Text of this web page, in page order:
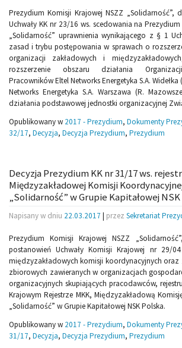
Prezydium Komisji Krajowej NSZZ „Solidarność”,
Uchwały KK nr 23/16 ws. scedowania na
„Solidarność” uprawnienia wynikającego z § 1
zasad i trybu postępowania w sprawach o
organizacji zakładowych i
rozszerzenie obszaru działania
Pracowników Eltel Networks Energetyka S.A.
Networks Energetyka S.A. Warszawa (R.
działania podstawowej jednostki organizacyjnej
Opublikowany w 2017 - Prezydium, Dokumenty
32/17, Decyzja, Decyzja Prezydium, Prezydium
Decyzja Prezydium KK nr 31/17 ws.
Międzyzakładowej Komisji
„Solidarność” w Grupie Kapitałowej
Napisany w dniu 22.03.2017 | przez Sekretariat
Prezydium Komisji Krajowej NSZZ
postanowień Uchwały Komisji Krajowej nr 29/
międzyzakładowych komisji koordynacyjnych oraz
zbiorowych zawieranych w organizacjach
organizacyjnych skupiających pracodawców,
Krajowym Rejestrze MKK, Międzyzakładową
„Solidarność” w Grupie Kapitałowej NSK Polska.
Opublikowany w 2017 - Prezydium, Dokumenty
31/17, Decyzja, Decyzja Prezydium, Prezydium